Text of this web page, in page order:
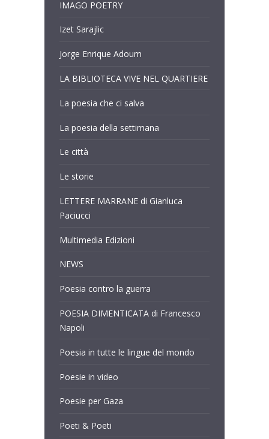
IMAGO POETRY
Izet Sarajlic
Jorge Enrique Adoum
LA BIBLIOTECA VIVE NEL QUARTIERE
La poesia che ci salva
La poesia della settimana
Le città
Le storie
LETTERE MARRANE di Gianluca
Paciucci
Multimedia Edizioni
NEWS
Poesia contro la guerra
POESIA DIMENTICATA di Francesco
Napoli
Poesia in tutte le lingue del mondo
Poesie in video
Poesie per Gaza
Poeti & Poeti